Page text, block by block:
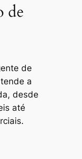
de
de
a
desde
até